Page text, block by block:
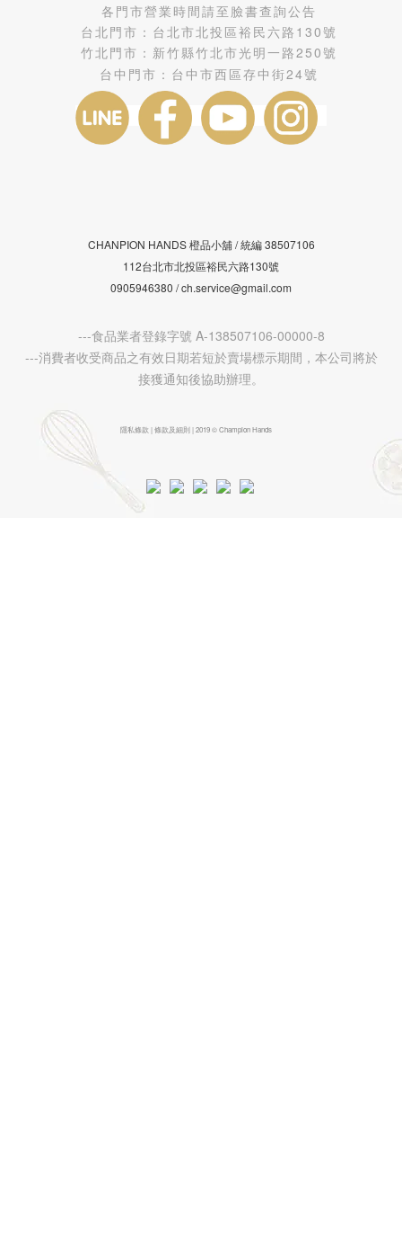
各門市營業時間請至臉書查詢公告
台北門市： 台北市北投區裕民六路130號
竹北門市： 新竹縣竹北市光明一路250號
台中門市： 台中市西區存中街24號
CHANPION HANDS 橙品小舖 /統編38507106
112台北市北投區裕民六路130號
0905946380 / ch.service@gmail.com
---食品業者登錄字號 A-138507106-00000-8
---消費者收受商品之有效日期若短於賣場標示期間，本公司將於
接獲通知後協助辦理。
隱私條款 | 條款及細則 | 2019 © Champion Hands